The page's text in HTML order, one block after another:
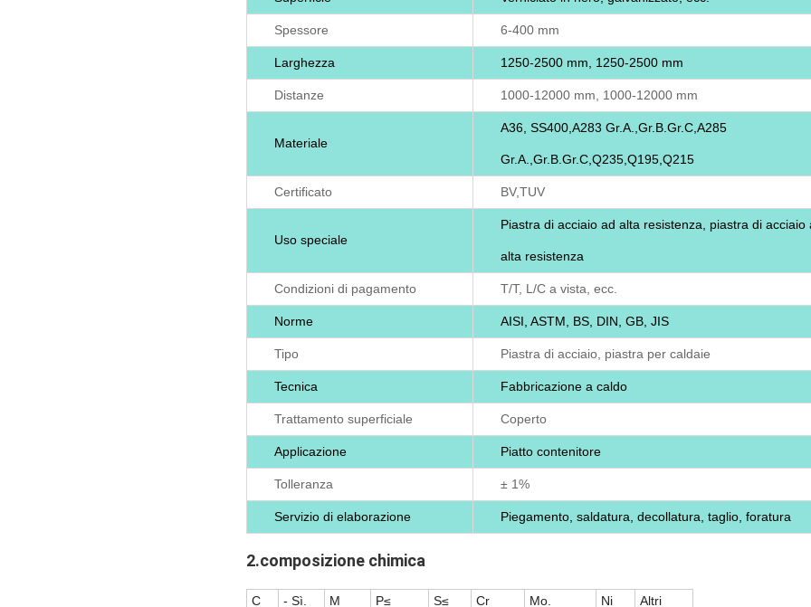
Spessore 6-400 mm
Larghezza 1250-2500 mm, 1250-2500 mm
Distanze 1000-12000 mm, 1000-12000 mm
Materiale
A36, SS400,A283 Gr.A.,Gr.B.Gr.C,A285
Gr.A.,Gr.B.Gr.C,Q235,Q195,Q215
Certificato BV,TUV
Uso speciale
Piastra di acciaio ad alta resistenza, piastra di acciaio
alta resistenza
Condizioni di pagamento T/T, L/C a vista, ecc.
Norme AISI, ASTM, BS, DIN, GB, JIS
Tipo Piastra di acciaio, piastra per caldaie
Tecnica Fabbricazione a caldo
Trattamento superficiale Coperto
Applicazione Piatto contenitore
Tolleranza ± 1%
Servizio di elaborazione Piegamento, saldatura, decollatura, taglio, foratura
2.composizione chimica
C - Sì. M P≤ S≤ Cr Mo. Ni
Altri